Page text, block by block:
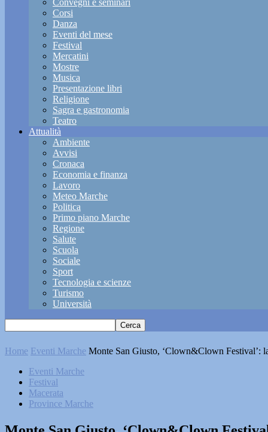
Convegni e seminari
Corsi
Danza
Eventi del mese
Festival
Mercatini
Mostre
Musica
Presentazione libri
Religione
Sagra e gastronomia
Teatro
Attualità
Ambiente
Avvisi
Cronaca
Economia e finanza
Lavoro
Meteo Marche
Politica
Primo piano Marche
Regione
Salute
Scuola
Sociale
Sport
Tecnologia e scienze
Turismo
Università
Home Eventi Marche Monte San Giusto, ‘Clown&Clown Festival’:
Eventi Marche
Festival
Macerata
Province Marche